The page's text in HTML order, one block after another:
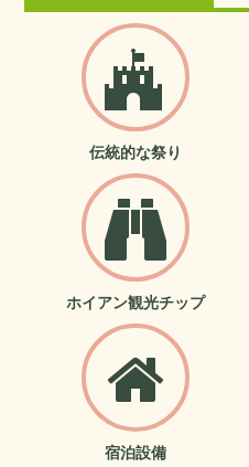
伝統的な祭り
ホイアン観光チップ
宿泊設備